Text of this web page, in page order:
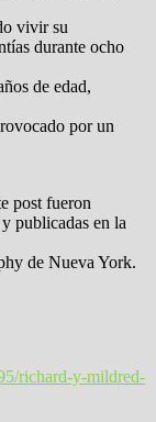
vivir su
durante ocho
de edad,
por un
post fueron
y publicadas en la
de Nueva York.
richard-y-mildred-